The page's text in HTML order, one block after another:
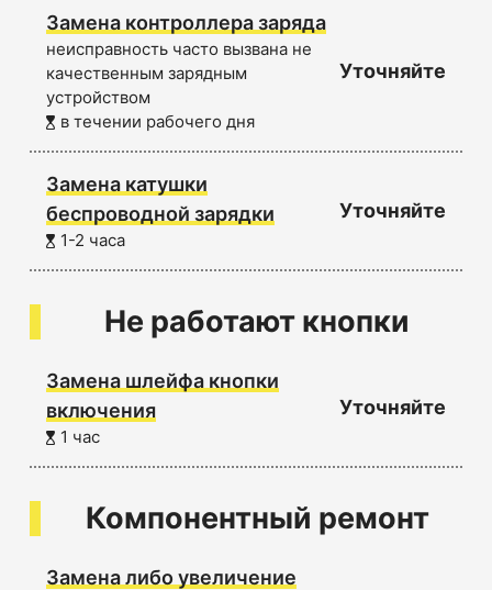
Замена контроллера заряда
неисправность часто вызвана не
качественным зарядным
устройством
в течении рабочего дня
Уточняйте
Замена катушки
беспроводной зарядки
1-2 часа
Уточняйте
Не работают кнопки
Замена шлейфа кнопки
включения
1 час
Уточняйте
Компонентный ремонт
Замена либо увеличение